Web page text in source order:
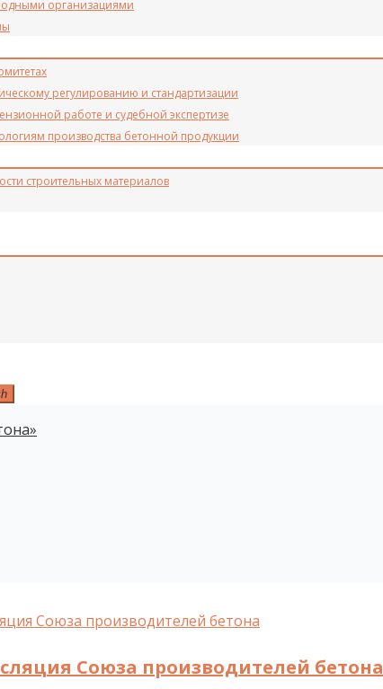
организациями
регулированию и стандартизации
работе и судебной экспертизе
производства бетонной продукции
строительных материалов
Союза производителей бетона